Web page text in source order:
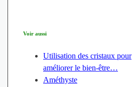
Voir aussi
Utilisation des cristaux pour
améliorer le bien-être…
Améthyste